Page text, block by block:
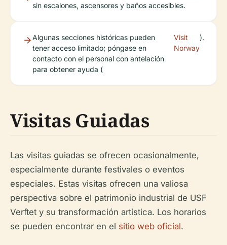
sin escalones, ascensores y baños accesibles.
Algunas secciones históricas pueden
tener acceso limitado; póngase en
contacto con el personal con antelación
para obtener ayuda (
Visit
Norway
).
Visitas Guiadas
Las visitas guiadas se ofrecen ocasionalmente,
especialmente durante festivales o eventos
especiales. Estas visitas ofrecen una valiosa
perspectiva sobre el patrimonio industrial de USF
Verftet y su transformación artística. Los horarios
se pueden encontrar en el sitio web oficial.